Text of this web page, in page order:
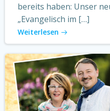
bereits haben: Unser
„Evangelisch im […]
Weiterlesen